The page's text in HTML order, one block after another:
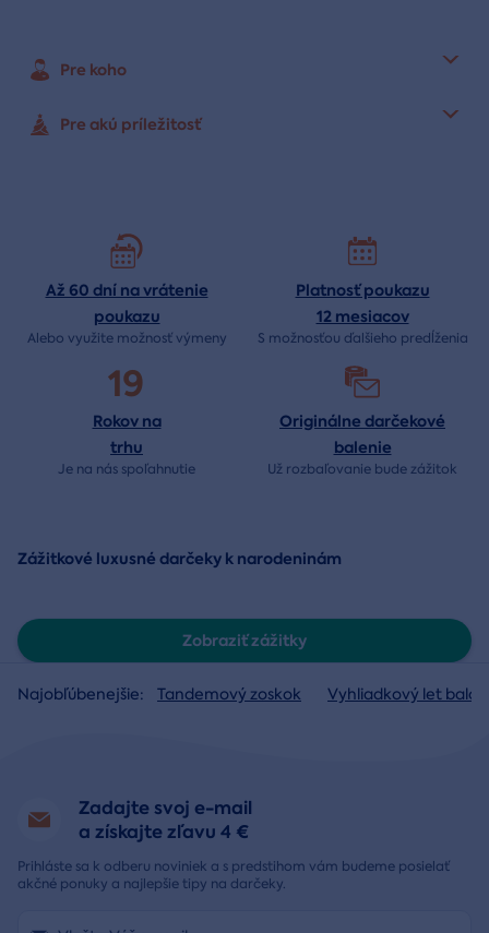
Pre koho
Pre akú príležitosť
Až 60 dní na vrátenie
poukazu
Alebo využite možnosť výmeny
Platnosť poukazu
12 mesiacov
S možnosťou ďalšieho predĺženia
19
Rokov na
trhu
Je na nás spoľahnutie
Originálne darčekové
balenie
Už rozbaľovanie budezážitok
Zážitkové luxusné darčeky k narodeninám
Zobraziť zážitky
Najobľúbenejšie: Tandemový zoskok Vyhliadkový let
Zadajte svoj e-mail
a získajte zľavu 4 €
Prihláste sa k odberu noviniek a s predstihom vám budeme posielať
akčné ponuky a najlepšie tipy na darčeky.